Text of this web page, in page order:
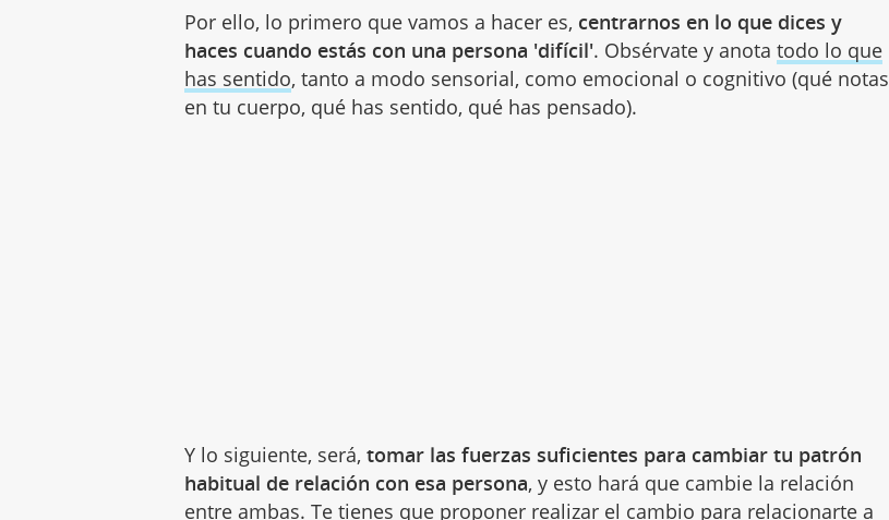
Por ello, lo primero que vamos a hacer es, centrarnos en lo que dices y
haces cuando estás con una persona 'difícil'. Obsérvate y anotatodo lo que
has sentido, tanto a modo sensorial, como emocional o cognitivo (qué notas
en tu cuerpo, qué has sentido, qué has pensado).
Y lo siguiente, será, tomar las fuerzas suficientes para cambiar tu patrón
habitual de relación con esa persona, y esto hará que cambie la relación
entre ambas. Te tienes que proponer realizar el cambio para relacionarte a